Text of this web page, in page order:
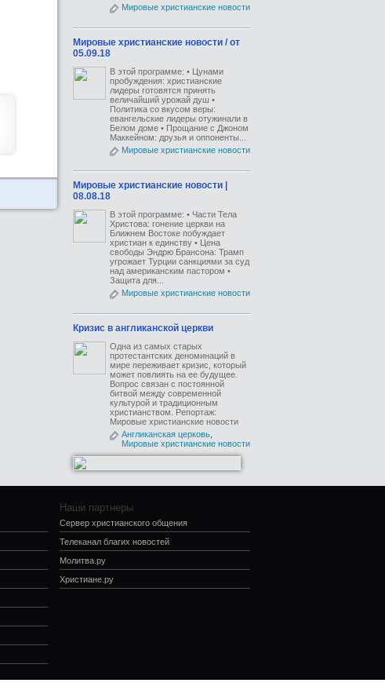
Мировые христианские новости
Мировые христианские новости / от
05.09.18
В этой программе: • Цунами
пробуждения: христианские
лидеры готовятся принять
величайший урожай душ •
Политика со вкусом веры:
евангельские лидеры отужинали в
Белом доме • Прощание с Джоном
Маккейном: друзья и оппоненты...
Мировые христианские новости
Мировые христианские новости |
08.08.18
В этой программе: • Части Тела
Христова: гонение церкви на
Ближнем Востоке побуждает
христиан к единству • Цена
свободы Эндрю Брансона: Трамп
угрожает Турции санкциями за суд
над американским пастором •
Защита для...
Мировые христианские новости
Кризис в англиканской церкви
Одна из самых старых
протестантских деноминаций в
мире переживает кризис, который
может повлиять на ее будущее.
Вопрос связан с постоянной
битвой между современной
культурой и традиционным
христианством. Репортаж:
Мировые христианские новости
Англиканская церковь
Мировые христианские новости
Наши партнеры
Сервер христианского общения
Телеканал благих новостей
Молитва.ру
Христиане.ру